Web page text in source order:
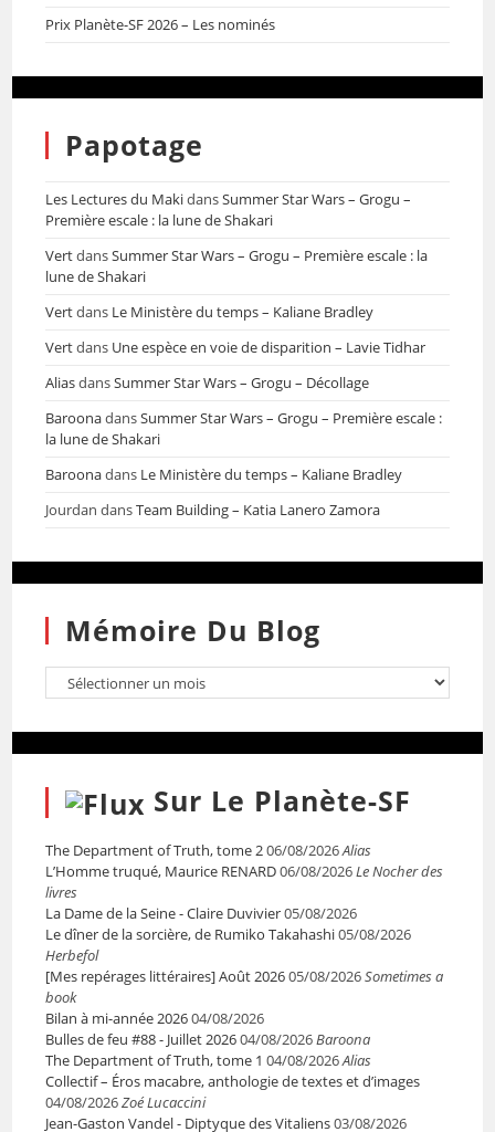
Prix Planète-SF 2026 – Les nominés
Papotage
Les Lectures du MakidansSummer Star Wars – Grogu –
Première escale : la lune de Shakari
VertdansSummer Star Wars – Grogu – Première escale : la
lune de Shakari
Vertdans Le Ministère du temps – Kaliane Bradley
Vertdans Une espèce en voie de disparition – Lavie Tidhar
AliasdansSummer Star Wars – Grogu – Décollage
BaroonadansSummer Star Wars – Grogu – Première escale :
la lune de Shakari
Baroonadans Le Ministère du temps – Kaliane Bradley
Jourdan dansTeam Building – Katia Lanero Zamora
Mémoire Du Blog
Sur Le Planète-SF
The Department of Truth, tome 206/08/2026Alias
L’Homme truqué, Maurice RENARD06/08/2026Le Nocher des
livres
La Dame de la Seine - Claire Duvivier05/08/2026
Le dîner de la sorcière, de Rumiko Takahashi05/08/2026
Herbefol
[Mes repérages littéraires] Août 202605/08/2026Sometimes a
book
Bilan à mi-année 202604/08/2026
Bulles de feu #88 - Juillet 202604/08/2026Baroona
The Department of Truth, tome 1 04/08/2026Alias
Collectif – Éros macabre, anthologie de textes et d’images
04/08/2026Zoé Lucaccini
Jean-Gaston Vandel - Diptyque des Vitaliens03/08/2026